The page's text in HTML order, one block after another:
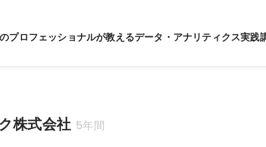
プロフェッショナルが教えるデータ・アナリティクス実践
株式会社 5年間